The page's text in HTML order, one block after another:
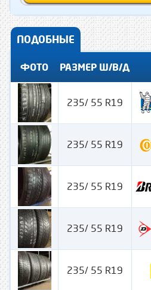
ПОДОБНЫЕ
ФОТО РАЗМЕР Ш/В/Д
235/ 55 R19
235/ 55 R19
235/ 55 R19
235/ 55 R19
235/ 55 R19